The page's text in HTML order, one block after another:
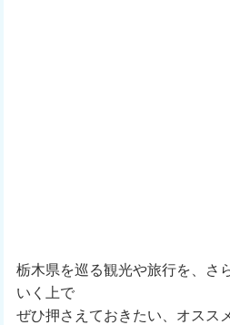
栃木県を巡る観光や旅行を、さ
いく上で
ぜひ押さえておきたい、オスス